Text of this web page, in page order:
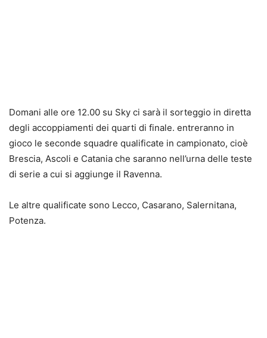
Domani alle ore 12.00 su Sky ci sarà il sorteggio in diretta
degli accoppiamenti dei quarti di finale. entreranno in
gioco le seconde squadre qualificate in campionato, cioè
Brescia, Ascoli e Catania che saranno nell’urna delle teste
di serie a cui si aggiunge il Ravenna.
Le altre qualificate sono Lecco, Casarano, Salernitana,
Potenza.